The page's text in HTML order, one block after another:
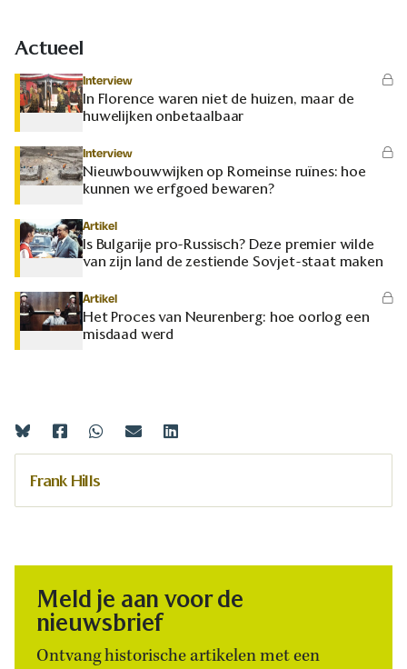
Actueel
Interview
In Florence waren niet de huizen, maar de
huwelijken onbetaalbaar
Interview
Nieuwbouwwijken op Romeinse ruïnes: hoe
kunnen we erfgoed bewaren?
Artikel
Is Bulgarije pro-Russisch? Deze premier wilde
van zijn land de zestiende Sovjet-staat maken
Artikel
Het Proces van Neurenberg: hoe oorlog een
misdaad werd
Frank Hills
Meld je aan voor de
nieuwsbrief
Ontvang historische artikelen met een